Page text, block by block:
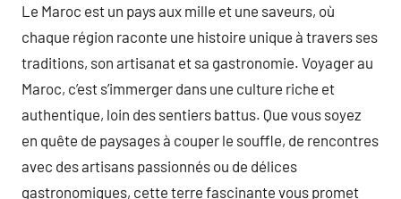
Le Maroc est un pays aux mille et une saveurs, où
chaque région raconte une histoire unique à travers ses
traditions, son artisanat et sa gastronomie. Voyager au
Maroc, c’est s’immerger dans une culture riche et
authentique, loin des sentiers battus. Que vous soyez
en quête de paysages à couper le souffle, de rencontres
avec des artisans passionnés ou de délices
gastronomiques, cette terre fascinante vous promet